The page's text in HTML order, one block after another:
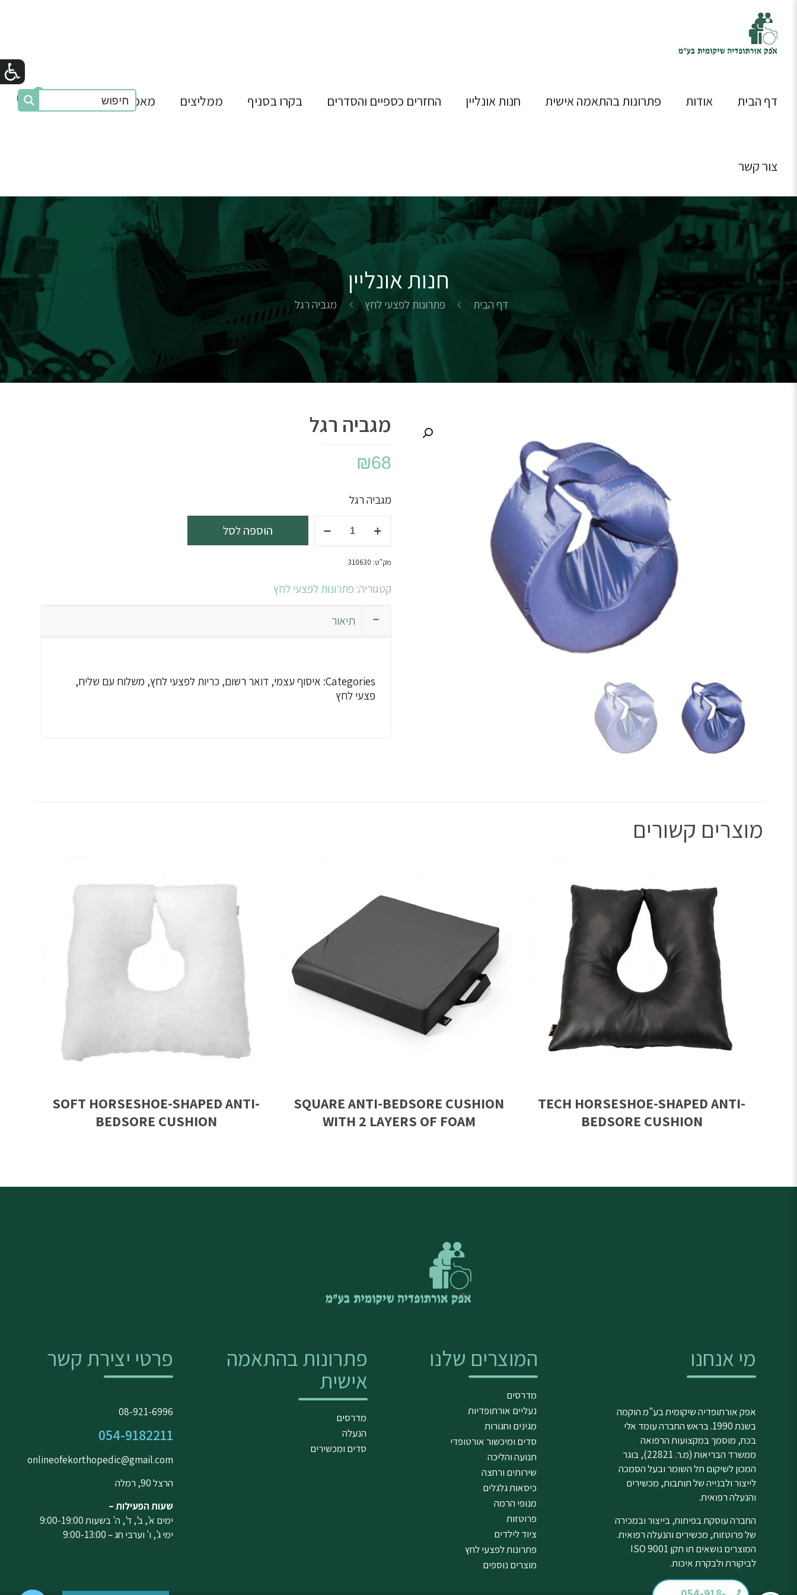
דף הבית אודות פתרונות בהתאמה אישית חנות אונליין החזרים כספיים והסדרים בקרו בסניף ממליצים מאמרים
צור קשר
0
₪0
חנות אונליין
דף הבית פתרונות לפצעי לחץ מגביה רגל
מגביה רגל
₪68
מגביה רגל
של
רגל
הוספה לסל
מק"ט: 310630
קטגוריה: פתרונות לפצעי לחץ
תיאור
Categories: איסוף עצמי, דואר רשום, כריות לפצעי לחץ, משלוח עם שליח,
פצעי לחץ
מוצרים קשורים
TECH HORSESHOE-SHAPED ANTI-
BEDSORE CUSHION
SQUARE ANTI-BEDSORE CUSHION
WITH 2 LAYERS OF FOAM
SOFT HORSESHOE-SHAPED ANTI-
BEDSORE CUSHION
מי אנחנו
אֹפק אורתופדיה שיקומית בע"מ הוקמה
בשנת 1990. בראש החברה עומד אלי
בכח, מוסמך במקצועות הרפואה
ממשרד הבריאות (מ.ר. 22821), בוגר
המכון לשיקום תל השומר ובעל הסמכה
לייצור ולבנייה של תותבות, מכשירים
והנעלה רפואית.
החברה עוסקת בפיתוח, בייצור ובמכירה
של פרוטזות, מכשירים והנעלה רפואית.
המוצרים נושאים תו תקן ISO 9001
לביקורת ולבקרת איכות.
המוצרים שלנו
מדרסים
נעליים אורתופדיות
מגינים וחגורות
סדים ומיכשור אורטופדי
תנועה והליכה
שירותים ורחצה
כיסאות גלגלים
מנופי הרמה
פרוטזות
ציוד לילדים
פתרונות לפצעי לחץ
מוצרים נוספים
פתרונות בהתאמה
אישית
מדרסים
הנעלה
סדים ומכשירים
פרטי יצירת קשר
08-921-6996
054-9182211
onlineofekorthopedic@gmail.com
הרצל 90, רמלה
שעות הפעילות –
ימים א', ב', ד', ה' בשעות 9:00-19:00
ימי ג', ו' וערבי חג – 9:00-13:00